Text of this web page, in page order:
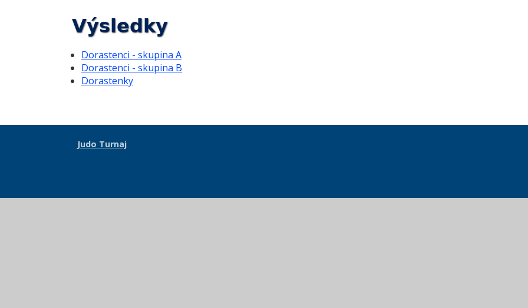
Výsledky
Dorastenci - skupina A
Dorastenci - skupina B
Dorastenky
Judo Turnaj